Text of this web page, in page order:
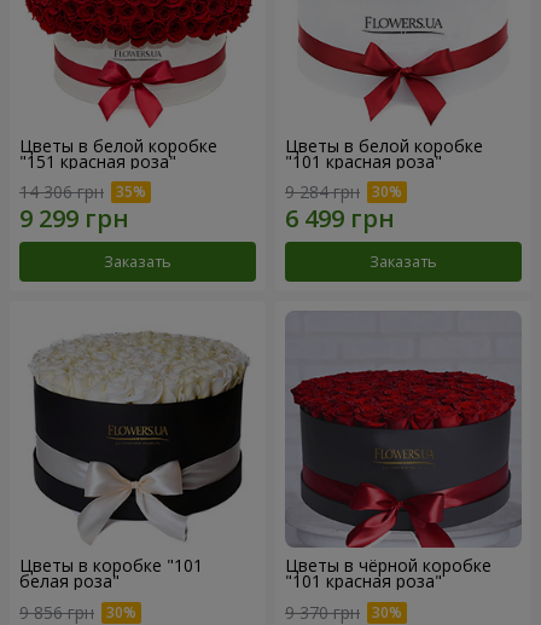
Цветы в белой коробке
"151 красная роза"
14 306 грн
Заказать
Цветы в белой коробке
"101 красная роза"
9 284 грн
Заказать
Цветы в коробке "101
белая роза"
9 856 грн
Цветы в чёрной коробке
"101 красная роза"
9 370 грн